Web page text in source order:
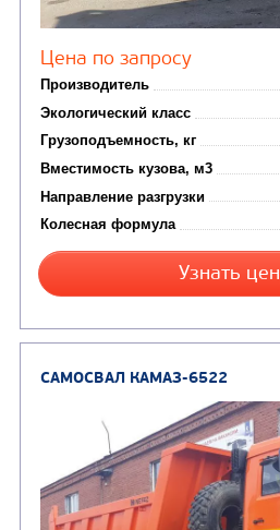
от 5 100 000₽
Производитель
Экологический класс
Грузоподъемность, кг
Вместимость кузова, м3
Колесная формула
Кредит/Лизинг